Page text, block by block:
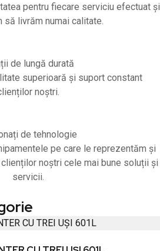
pentru fiecare serviciu efectuat și
să livrăm numai calitate.
de lungă durată
superioară și suport constant
noștri.
de tehnologie
pe care le reprezentăm și
noștri cele mai bune soluții și
servicii.